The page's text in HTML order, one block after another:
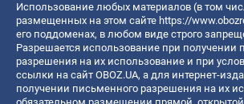
Использование любых материалов (в том
размещенных на этом сайте https://
его поддоменах, в любом виде строго
Разрешается использование при получении
разрешения на их использование и при
ссылки на сайт OBOZ.UA, а для интернет-
получении письменного разрешения на их